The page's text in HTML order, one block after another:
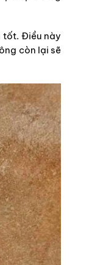
tốt. Điều này
còn lại sẽ